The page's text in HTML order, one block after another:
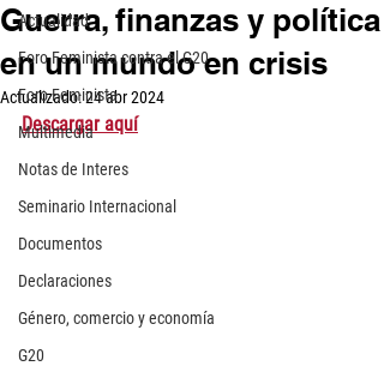
Actualidad
Foro Feminista contra el G20
Foro Feminista
Multimedia
Notas de Interes
Seminario Internacional
Documentos
Declaraciones
Género, comercio y economía
G20
Guerra, finanzas y política
en un mundo en crisis
Actualizado:24 abr 2024
Descargar aquí